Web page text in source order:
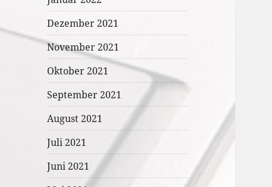
Dezember 2021
November 2021
Oktober 2021
September 2021
August 2021
Juli 2021
Juni 2021